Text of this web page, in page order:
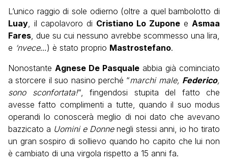
L’unico raggio di sole odierno (oltre a quel bambolotto di
Luay, il capolavoro di Cristiano Lo Zupone e Asmaa
Fares, due su cui nessuno avrebbe scommesso una lira,
e ‘nvece…) è stato proprio Mastrostefano.
Nonostante Agnese De Pasquale abbia già cominciato
a storcere il suo nasino perché “marchi male, Federico,
sono sconfortata!“, fingendosi stupita del fatto che
avesse fatto complimenti a tutte, quando il suo modus
operandi lo conoscerà meglio di noi dato che avevano
bazzicato a Uomini e Donnenegli stessi anni, io ho tirato
un gran sospiro di sollievo quando ho capito che lui non
è cambiato di una virgola rispetto a 15 anni fa.